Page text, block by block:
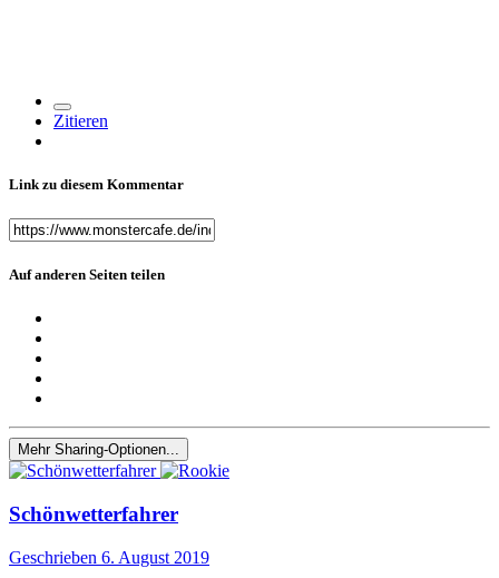
Zitieren
Link zu diesem Kommentar
Auf anderen Seiten teilen
Mehr Sharing-Optionen...
Schönwetterfahrer
Geschrieben 6. August 2019